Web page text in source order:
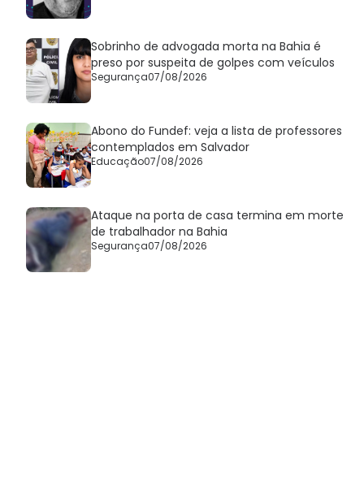
Sobrinho de advogada morta na Bahia é
preso por suspeita de golpes com veículos
Segurança07/08/2026
Abono do Fundef: veja a lista de professores
contemplados em Salvador
Educação07/08/2026
Ataque na porta de casa termina em morte
de trabalhador na Bahia
Segurança07/08/2026